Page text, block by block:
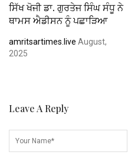
ਸਿੱਖ ਖੋਜੀ ਡਾ. ਗੁਰਤੇਜ ਸਿੰਘ ਸੰਧੂ ਨੇ
ਥਾਮਸ ਐਡੀਸਨ ਨੂੰ ਪਛਾੜਿਆ
amritsartimes.live August,
2025
Leave A Reply